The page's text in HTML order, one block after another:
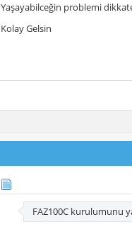
Yaşayabilceğin problemi
Kolay Gelsin
FAZ100C kurulumunu